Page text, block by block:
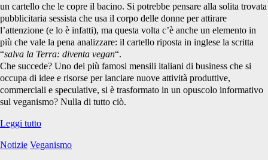
un cartello che le copre il bacino. Si potrebbe pensare alla solita trovata
pubblicitaria sessista che usa il corpo delle donne per attirare
l’attenzione (e lo è infatti), ma questa volta c’è anche un elemento in
più che vale la pena analizzare: il cartello riposta in inglese la scritta
“salva la Terra: diventa vegan“.
Che succede? Uno dei più famosi mensili italiani di business che si
occupa di idee e risorse per lanciare nuove attività produttive,
commerciali e speculative, si è trasformato in un opuscolo informativo
sul veganismo? Nulla di tutto ciò.
Leggi tuttoCome
un
Notizie Veganismo